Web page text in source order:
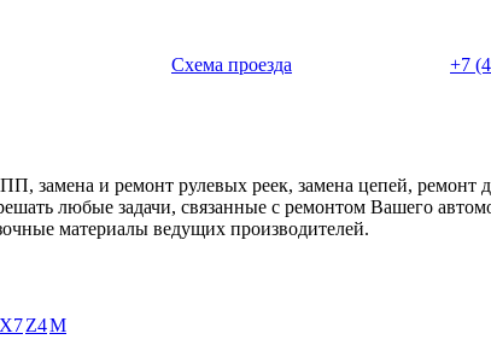
Схема проезда +7
замена и ремонт рулевых реек, замена цепей,
любые задачи, связанные с ремонтом Вашего
материалы ведущих производителей.
X7Z4М